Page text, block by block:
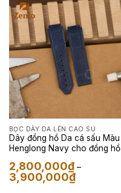
BỌC DÂY DA LÊN CAO SU
Dây đồng hồ Da cá sấu Màu
Henglong Navy cho đồng hồ
2,800,000₫ –
3,900,000₫Khoảng
giá: